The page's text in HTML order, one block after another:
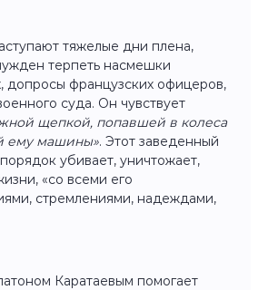
тяжелые дни плена,
терпеть насмешки
допросы французских офицеров,
суда. Он чувствует
щепкой, попавшей в колеса
ему машины». Этот заведенный
убивает, уничтожает,
«со всеми его
стремлениями, надеждами,
Каратаевым помогает